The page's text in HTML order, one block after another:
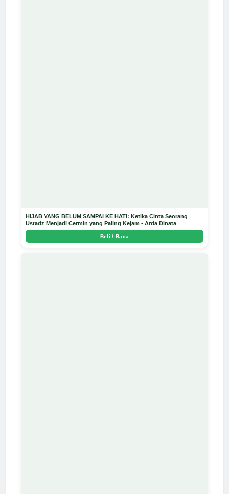
HIJAB YANG BELUM SAMPAI KE HATI: Ketika Cinta Seorang
Ustadz Menjadi Cermin yang Paling Kejam - Arda Dinata
Beli / Baca